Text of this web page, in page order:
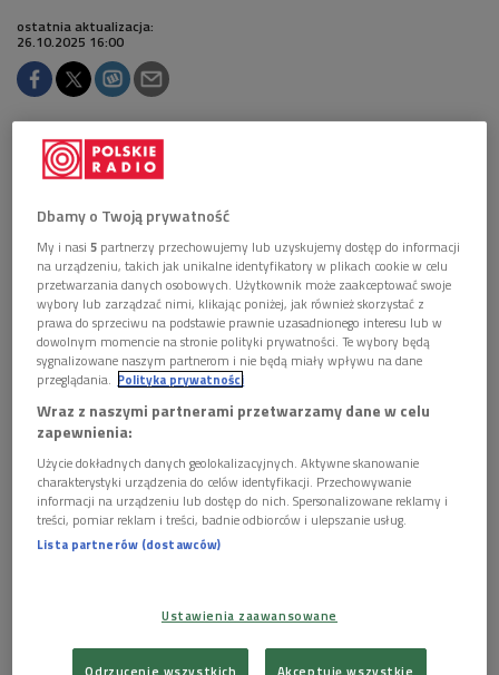
ostatnia aktualizacja:
26.10.2025 16:00
Obserwuj nas na
Google News
"Transposition" to projekt palestyńskiego
wiolonczelisty Abboud Kayyali, który eksploruje
oddziaływanie lutni oudu i wiolonczeli w
nowatorskiej ekspresji muzyki arabskiej.
AUDIO 1 plik
 87'25
Muzyka na zmianę czasu. "Transposition" Abbouda
Kayyaliego i Naseema Alatrasha. Za słońcem,
prowadzi Aleksandra Tykarska
Dbamy o Twoją prywatność
My i nasi5 partnerzy przechowujemy lub uzyskujemy dostęp do informacji
na urządzeniu, takich jak unikalne identyfikatory w plikach cookie w celu
przetwarzania danych osobowych. Użytkownik może zaakceptować swoje
wybory lub zarządzać nimi, klikając poniżej, jak również skorzystać z
prawa do sprzeciwu na podstawie prawnie uzasadnionego interesu lub w
dowolnym momencie na stronie polityki prywatności. Te wybory będą
sygnalizowane naszym partnerom i nie będą miały wpływu na dane
przeglądania. Polityka prywatności
Wraz z naszymi partnerami przetwarzamy dane w celu
zapewnienia:
Użycie dokładnych danych geolokalizacyjnych. Aktywne skanowanie
charakterystyki urządzenia do celów identyfikacji. Przechowywanie
informacji na urządzeniu lub dostęp do nich. Spersonalizowane reklamy i
treści, pomiar reklam i treści, badnie odbiorców i ulepszanie usług.
Lista partnerów (dostawców)
Ustawienia zaawansowane
Odrzucenie wszystkich Akceptuję wszystkie